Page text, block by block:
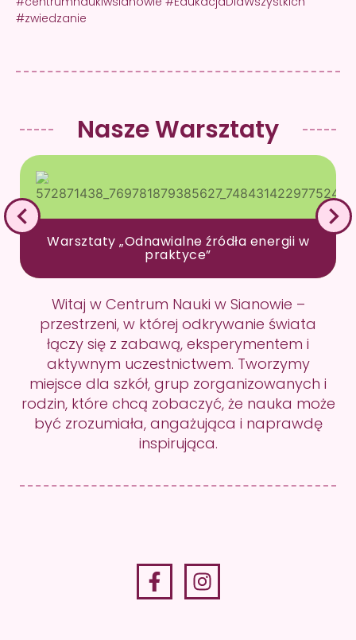
#zwiedzanie
Nasze Warsztaty
Warsztaty „Odnawialne źródła energii w
praktyce”
Witaj w Centrum Nauki w Sianowie –
przestrzeni, w której odkrywanie świata
łączy się z zabawą, eksperymentem i
aktywnym uczestnictwem. Tworzymy
miejsce dla szkół, grup zorganizowanych i
rodzin, które chcą zobaczyć, że nauka może
być zrozumiała, angażująca i naprawdę
inspirująca.